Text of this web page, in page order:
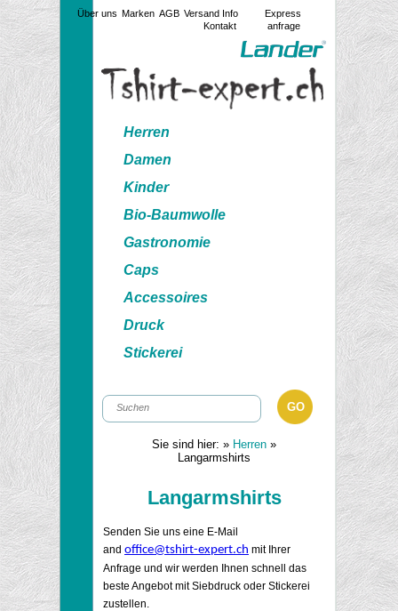
Über uns Marken AGB Versand Info
Kontakt
Express
anfrage
Herren
Damen
Kinder
Bio-Baumwolle
Gastronomie
Caps
Accessoires
Druck
Stickerei
Sie sind hier: » Herren »
Langarmshirts
Langarmshirts
Senden Sie uns eine E-Mail
and office@tshirt-expert.ch mit Ihrer
Anfrage und wir werden Ihnen schnell das
beste Angebot mit Siebdruck oder Stickerei
zustellen.